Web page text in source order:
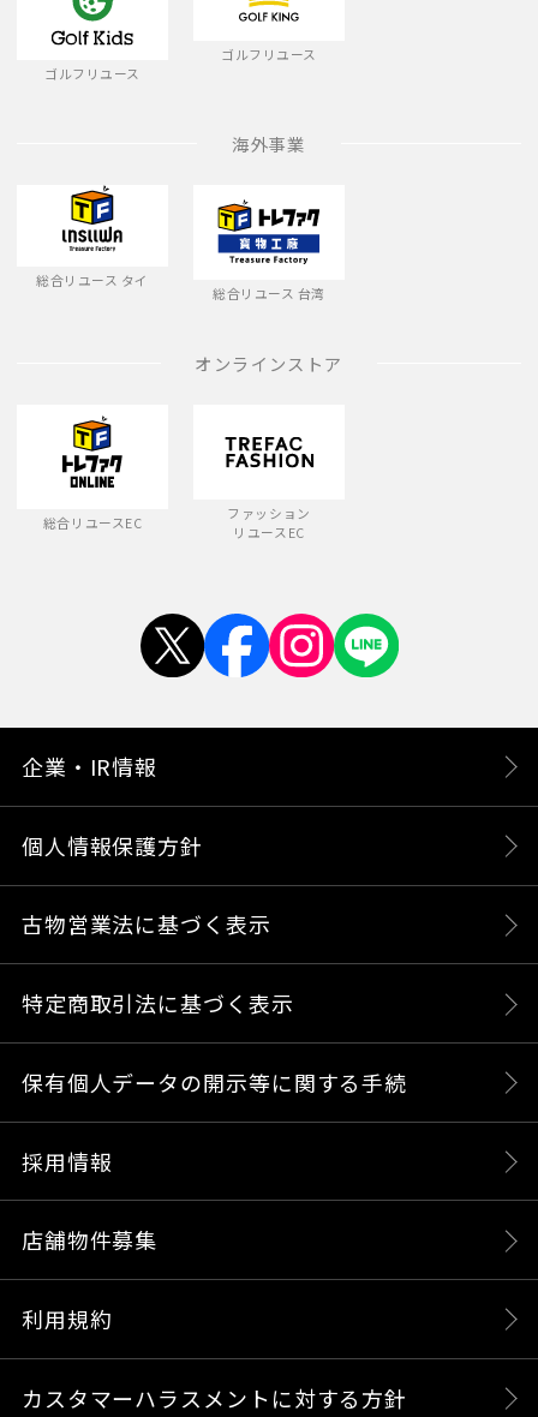
ゴルフリユース
ゴルフリユース
海外事業
総合リユース タイ
総合リユース 台湾
オンラインストア
総合リユースEC
ファッション
リユースEC
企業・IR情報
個人情報保護方針
古物営業法に基づく表示
特定商取引法に基づく表示
保有個人データの開示等に関する手続
採用情報
店舗物件募集
利用規約
カスタマーハラスメントに対する方針